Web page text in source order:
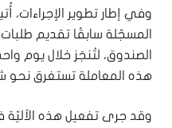
وفي إطار تطوير الإجراءات،
المسجّلة سابقًا تقديم
الصندوق، لتُنجَز خلال يوم
هذه المعاملة تستغرق نحو
وقد جرى تفعيل هذه